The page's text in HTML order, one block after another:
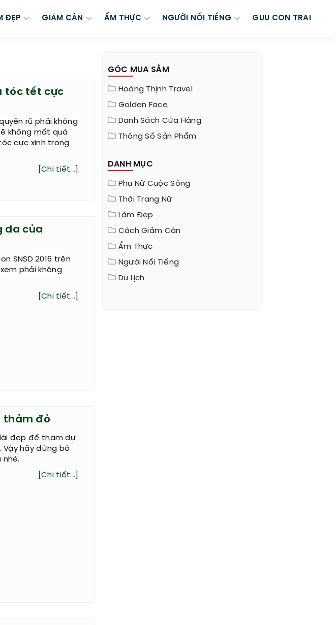
ĐẸP GIẢM CÂN ẨM THỰC NGƯỜI NỔI TIẾNG GUU CON TRAI
tóc tết cực
rũ phải không
không mất quá
cực xinh trong
[Chi tiết...]
da của
SNSD 2016 trên
phải không
[Chi tiết...]
thảm đỏ
đẹp để tham dự
Vậy hãy đừng bỏ
nhé.
[Chi tiết...]
GÓC MUA SẮM
Hoàng Thịnh Travel
Golden Face
Danh Sách Cửa Hàng
Thông Số Sản Phẩm
DANH MỤC
Phụ Nữ Cuộc Sống
Thời Trang Nữ
Làm Đẹp
Cách Giảm Cân
Ẩm Thực
Người Nổi Tiếng
Du Lịch